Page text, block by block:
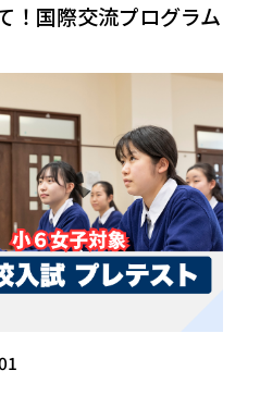
！国際交流プログラム